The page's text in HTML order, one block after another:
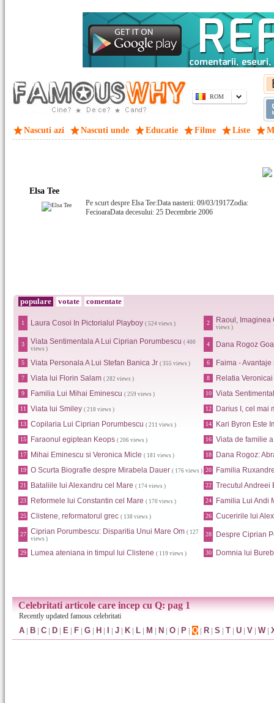
ROM
Nascuti azi Nascuti unde Educatie Filme Liste
Elsa Tee
Pe scurt despre Elsa Tee:Data nasterii: 09/03/1917Zodia:
FecioaraData decesului: 25 Decembrie 2006
populare votate comentate
1 Laura Cosoi In Pictorialul Playboy ( 524 views ) 2 Raoul,
views )
3 Viata Sentimentala A Lui Ciprian Porumbescu ( 400
views )
4 Dana Rogoz
5 Viata Personala A Lui Stefan Banica Jr ( 355 views ) 6 Faima -
7 Viata lui Florin Salam ( 282 views ) 8 Relatia
9 Familia Lui Mihai Eminescu ( 259 views ) 10 Viata
11 Viata lui Smiley ( 218 views ) 12 Darius I, cel mai
13 Copilaria Lui Ciprian Porumbescu ( 211 views ) 14 Kari Byron Este
15 Faraonul egiptean Keops ( 206 views ) 16 Viata de familie
17 Mihai Eminescu si Veronica Micle ( 181 views ) 18 Dana Rogoz:
19 O Scurta Biografie despre Mirabela Dauer ( 176 views ) 20 Familia
21 Bataliile lui Alexandru cel Mare ( 174 views ) 22 Trecutul Andreei
23 Reformele lui Constantin cel Mare ( 170 views ) 24 Familia Lui Andi
25 Clistene, reformatorul grec ( 138 views ) 26 Cuceririle lui
27 Ciprian Porumbescu: Disparitia Unui Mare Om ( 127
views )
28 Despre Ciprian
29 Lumea ateniana in timpul lui Clistene ( 119 views ) 30 Domnia lui
Celebritati articole care incep cu Q: pag 1
Recently updated famous celebritati
A | B | C | D | E | F | G | H | | J | K | L | M | N | O | P | Q | R | S | T | U | V | W|